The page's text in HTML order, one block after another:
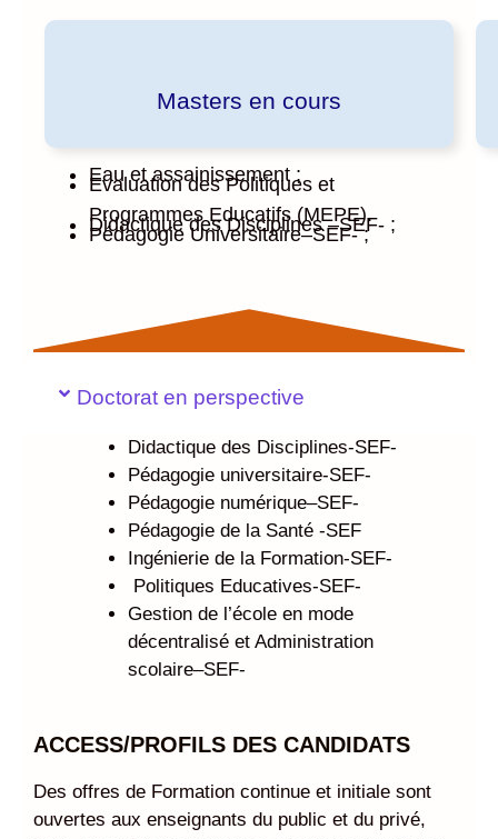
Masters en cours
Eau et assainissement ;
Evaluation des Politiques et
Programmes Educatifs (MEPE).
Didactique des Disciplines –SEF- ;
Pédagogie Universitaire–SEF- ;
Doctorat en perspective
Didactique des Disciplines-SEF-
Pédagogie universitaire-SEF-
Pédagogie numérique–SEF-
Pédagogie de la Santé -SEF
Ingénierie de la Formation-SEF-
Politiques Educatives-SEF-
Gestion de l’école en mode
décentralisé et Administration
scolaire–SEF-
ACCESS/PROFILS DES CANDIDATS
Des offres de Formation continue et initiale sont
ouvertes aux enseignants du public et du privé,